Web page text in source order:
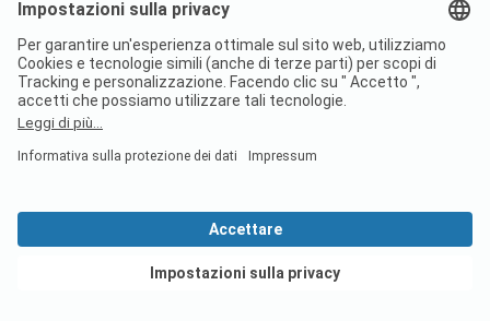
Case mobili in affitto
Su PiNCAMP
Seguici
PiNCAMP Camping App